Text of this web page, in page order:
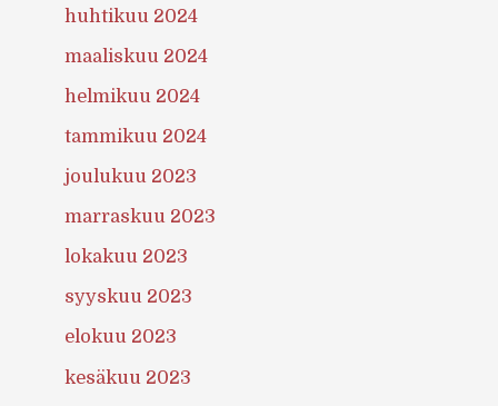
huhtikuu 2024
maaliskuu 2024
helmikuu 2024
tammikuu 2024
joulukuu 2023
marraskuu 2023
lokakuu 2023
syyskuu 2023
elokuu 2023
kesäkuu 2023